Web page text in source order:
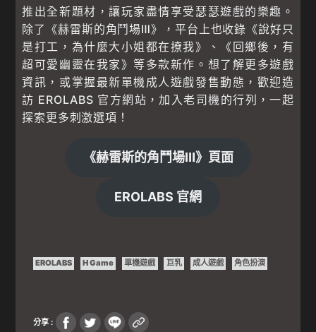
推出全新題材，讓玩家盡情享受瑟瑟遊戲的樂趣。
除了《赫雷斯的角鬥場Ⅲ》，平台上也收錄《說好只
是打工，為什麼大小姐都在撩我》、《回鄉後，有
超可愛幽靈在我家》等多款新作。想了解更多遊戲
資訊，或掌握最新單機成人遊戲發售動態，歡迎造
訪 EROLABS 官方網站，加入老司機的行列，一起
探索更多刺激選項！
《赫雷斯的角鬥場Ⅲ》頁面
EROLABS 官網
EROLABS H Game 單機遊戲 巨乳 成人遊戲 角色扮演
分享 :